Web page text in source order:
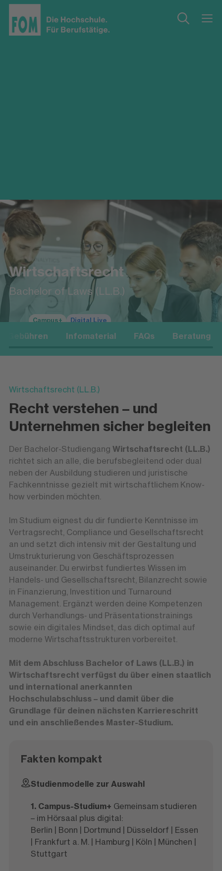
Wirtschaftsrecht
Bachelor of Laws (LL.B.)
Campus+ Digital Live
Gebühren Infomaterial FAQs Beratung
Wirtschaftsrecht (LL.B.)
Recht verstehen – und
Unternehmen sicher begleiten
Der Bachelor-Studiengang Wirtschaftsrecht (LL.B.)
richtet sich an alle, die berufsbegleitend oder dual
neben der Ausbildung studieren und juristische
Fachkenntnisse gezielt mit wirtschaftlichem Know-
how verbinden möchten.
Im Studium eignest du dir fundierte Kenntnisse im
Vertragsrecht, Compliance und Gesellschaftsrecht
an und setzt dich intensiv mit der Gestaltung und
Umstrukturierung von Geschäftsprozessen
auseinander. Du erwirbst fundiertes Wissen im
Handels‑ und Gesellschaftsrecht, Bilanzrecht sowie
in Finanzierung, Investition und Turnaround
Management. Ergänzt werden deine Kompetenzen
durch Verhandlungs‑ und Präsentationstrainings
sowie ein digitales Mindset, das dich optimal auf
moderne Wirtschaftsstrukturen vorbereitet.
Mit dem Abschluss Bachelor of Laws (LL.B.) in
Wirtschaftsrecht verfügst du über einen staatlich
und international anerkannten
Hochschulabschluss – und damit über die
Grundlage für deinen nächsten Karriereschritt
und ein anschließendes Master-Studium.
Fakten kompakt
Studienmodelle zur Auswahl
1. Campus-Studium+ Gemeinsam studieren
– im Hörsaal plus digital:
Berlin | Bonn | Dortmund | Düsseldorf | Essen
| Frankfurt a. M. | Hamburg | Köln | München |
Stuttgart